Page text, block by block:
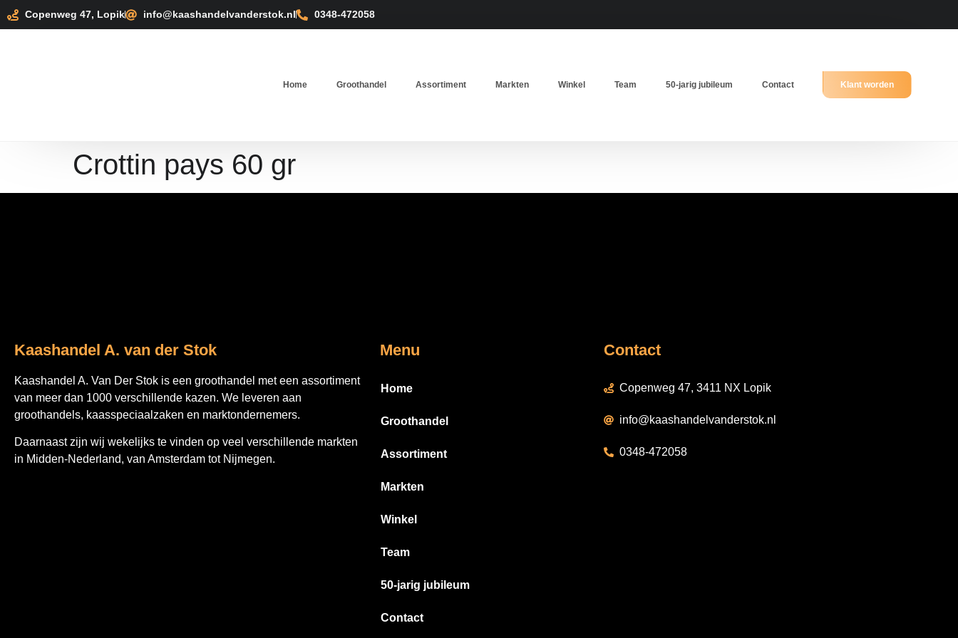
Copenweg 47, Lopik info@kaashandelvanderstok.nl 0348-472058
Home Groothandel Assortiment Markten Winkel Team 50-jarig jubileum Contact Klant worden
Crottin pays 60 gr
Kaashandel A. van der Stok
Kaashandel A. Van Der Stok is een groothandel met een assortiment
van meer dan 1000 verschillende kazen. We leveren aan
groothandels, kaasspeciaalzaken en marktondernemers.
Daarnaast zijn wij wekelijks te vinden op veel verschillende markten
in Midden-Nederland, van Amsterdam tot Nijmegen.
Menu
Home
Groothandel
Assortiment
Markten
Winkel
Team
50-jarig jubileum
Contact
Contact
Copenweg 47, 3411 NX Lopik
info@kaashandelvanderstok.nl
0348-472058